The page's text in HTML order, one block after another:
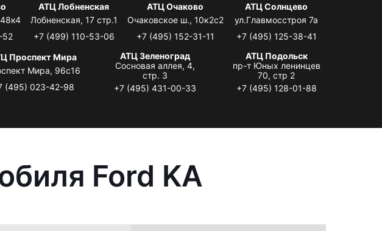
52
АТЦ Лобненская
Лобненская, 17 стр.1
+7 (499) 110-53-06
АТЦ Очаково
Очаковское ш., 10к2с2
+7 (495) 152-31-11
АТЦ Солнцево
ул.Главмосстроя 7а
+7 (495) 125-38-41
Проспект Мира
Мира, 96с16
(495) 023-42-98
АТЦ Зеленоград
Сосновая аллея, 4,
стр. 3
+7 (495) 431-00-33
АТЦ Подольск
пр-т Юных ленинцев
70, стр 2
+7 (495) 128-01-88
Ford KA